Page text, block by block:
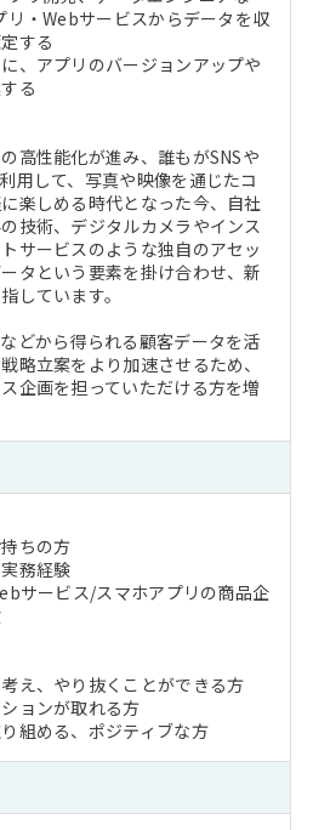
リ・Webサービスからデータを収
する
、アプリのバージョンアップや
る
高性能化が進み、誰もがSNSや
用して、写真や映像を通じたコ
楽しめる時代となった今、自社
技術、デジタルカメラやインス
サービスのような独自のアセッ
タという要素を掛け合わせ、新
しています。
どから得られる顧客データを活
略立案をより加速させるため、
企画を担っていただける方を増
ちの方
務経験
サービス/スマホアプリの商品企
え、やり抜くことができる方
ョンが取れる方
組める、ポジティブな方